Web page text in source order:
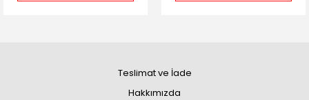
Teslimat ve İade
Hakkımızda